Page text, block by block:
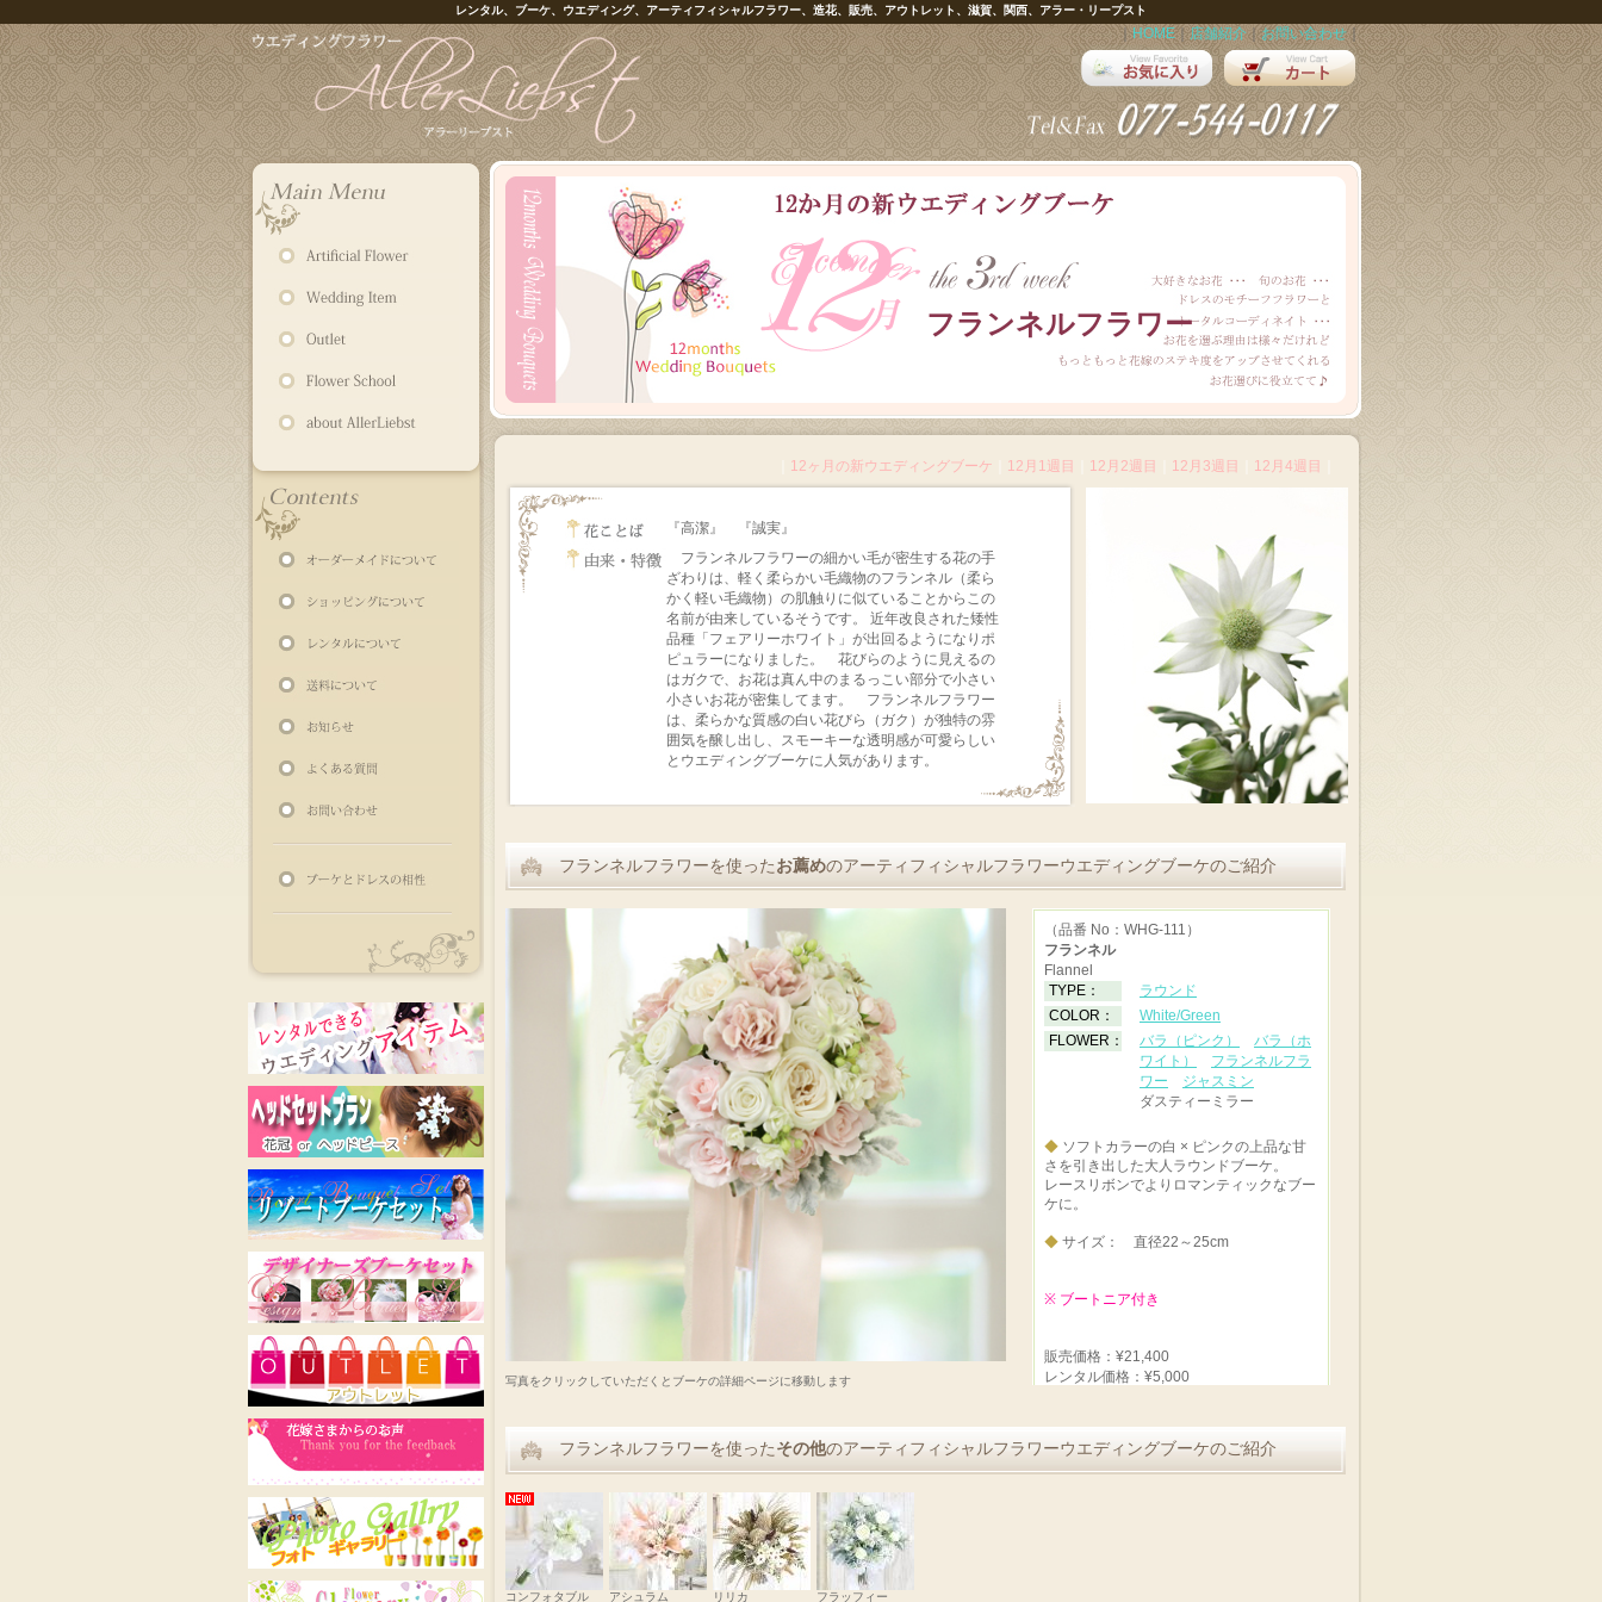
レンタル、ブーケ、ウエディング、アーティフィシャルフラワー、造花、販売、アウトレット、滋賀、関西、アラー・リープスト
｜ HOME｜ 店舗紹介 ｜お問い合わせ｜
フランネルフラワー
12ヶ月の新ウエディングブーケ 12月1週目 12月2週目 12月3週目 12月4週目
『高潔』 『誠実』
フランネルフラワーの細かい毛が密生する花の手
ざわりは、軽く柔らかい毛織物のフランネル（柔ら
かく軽い毛織物）の肌触りに似ていることからこの
名前が由来しているそうです。 近年改良された矮性
品種「フェアリーホワイト」が出回るようになりポ
ピュラーになりました。 花びらのように見えるの
はガクで、お花は真ん中のまるっこい部分で小さい
小さいお花が密集してます。 フランネルフラワー
は、柔らかな質感の白い花びら（ガク）が独特の雰
囲気を醸し出し、スモーキーな透明感が可愛らしい
とウエディングブーケに人気があります。
フランネルフラワーを使ったお薦めのアーティフィシャルフラワーウエディングブーケのご紹介
写真をクリックしていただくとブーケの詳細ページに移動します
（品番 No：WHG-111）
フランネル
Flannel
TYPE：
ラウンド
COLOR：
White/Green
FLOWER：
バラ（ピンク）
バラ（ホ
ワイト）
フランネルフラ
ワー
ジャスミン
ダスティーミラー
◆ ソフトカラーの白 × ピンクの上品な甘
さを引き出した大人ラウンドブーケ。
レースリボンでよりロマンティックなブー
ケに。
◆ サイズ： 直径22～25cm
※ ブートニア付き
販売価格：¥21,400
レンタル価格：¥5,000
フランネルフラワーを使ったその他のアーティフィシャルフラワーウエディングブーケのご紹介
コンフォタブル アシュラム リリカ フラッフィー